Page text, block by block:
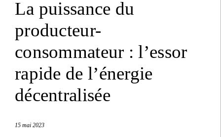
La puissance du
producteur-
consommateur : l’essor
rapide de l’énergie
décentralisée
15 mai 2023